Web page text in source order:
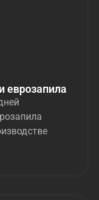
еврозапила